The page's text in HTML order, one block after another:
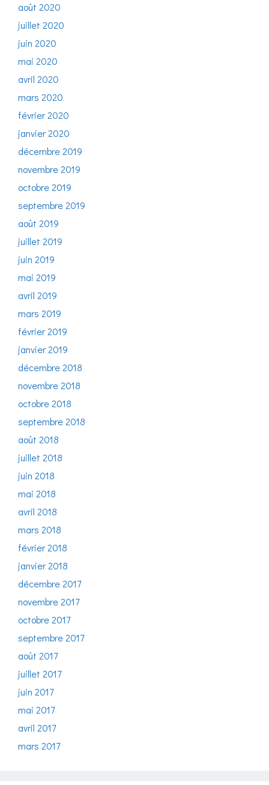
août 2020
juillet 2020
juin 2020
mai 2020
avril 2020
mars 2020
février 2020
janvier 2020
décembre 2019
novembre 2019
octobre 2019
septembre 2019
août 2019
juillet 2019
juin 2019
mai 2019
avril 2019
mars 2019
février 2019
janvier 2019
décembre 2018
novembre 2018
octobre 2018
septembre 2018
août 2018
juillet 2018
juin 2018
mai 2018
avril 2018
mars 2018
février 2018
janvier 2018
décembre 2017
novembre 2017
octobre 2017
septembre 2017
août 2017
juillet 2017
juin 2017
mai 2017
avril 2017
mars 2017